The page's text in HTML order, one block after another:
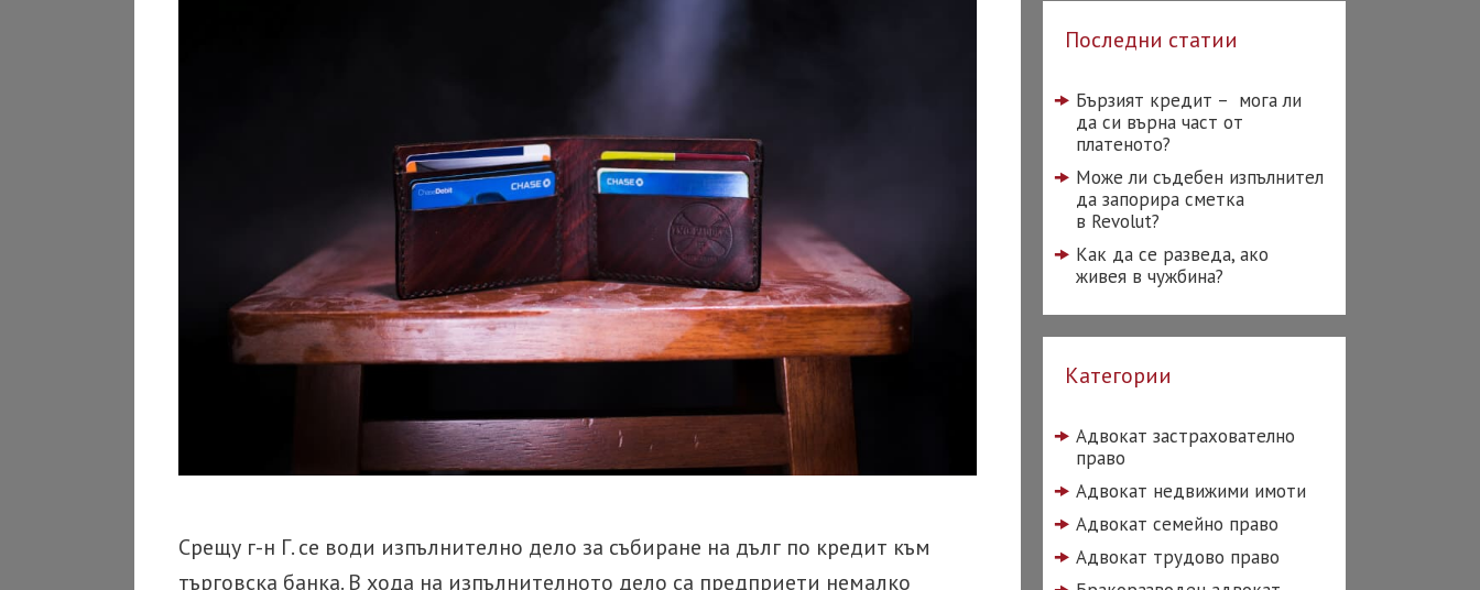
Срещу г-н Г. се води изпълнително дело за събиране на дълг по кредит към
търговска банка. В хода на изпълнителното дело са предприети немалко
Последни статии
Бързият кредит – мога ли
да си върна част от
платеното?
Може ли съдебен изпълнител
да запорира сметка
в Revolut?
Как да се разведа, ако
живея в чужбина?
Категории
Адвокат застрахователно
право
Адвокат недвижими имоти
Адвокат семейно право
Адвокат трудово право